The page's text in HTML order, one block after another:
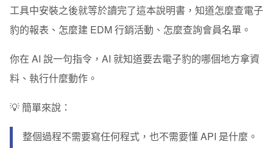
工具中安裝之後就等於讀完了這本說明書，知道怎麼查電子
豹的報表、怎麼建 EDM 行銷活動、怎麼查詢會員名單。
你在 AI 說一句指令，AI 就知道要去電子豹的哪個地方拿資
料、執行什麼動作。
💡 簡單來說：
整個過程不需要寫任何程式，也不需要懂 API 是什麼。